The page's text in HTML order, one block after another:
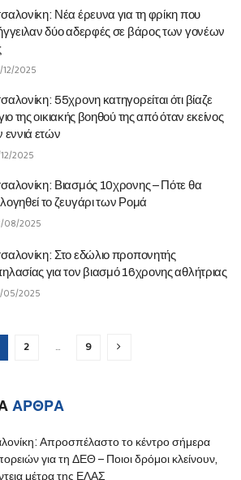
Νέα έρευνα για τη φρίκη που
δύο αδερφές σε βάρος των γονέων
2025
55χρονη κατηγορείται ότι βίαζε
της οικιακής βοηθού της από όταν εκείνος
εννιά ετών
2025
Βιασμός 10χρονης – Πότε θα
το ζευγάρι των Ρομά
2025
Στο εδώλιο προπονητής
για τον βιασμό 16χρονης αθλήτριας
2025
2 … 9
ΑΡΘΡΑ
Απροσπέλαστο το κέντρο σήμερα
για τη ΔΕΘ – Ποιοι δρόμοι κλείνουν,
μέτρα της ΕΛΑΣ